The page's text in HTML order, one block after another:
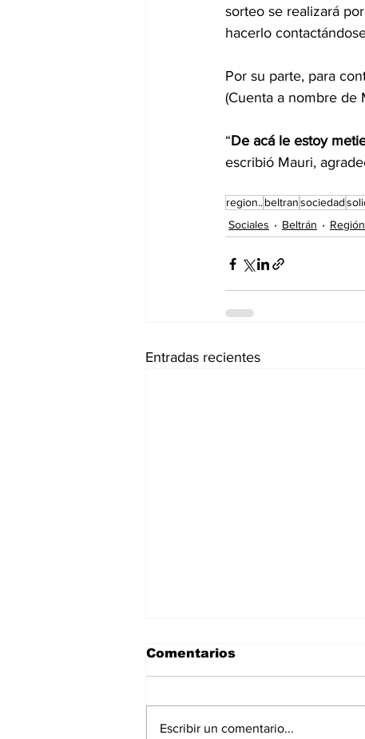
sorteo se realizará
hacerlo
Por su parte, para
(Cuenta a nombre de
“De acá le estoy
escribió Mauri,
region..beltransociedad
Sociales
Beltrán Región
Entradas recientes
Comentarios
Escribir un comentario...